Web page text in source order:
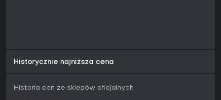
Historycznie najniższa cena
Historia cen ze sklepów oficjalnych